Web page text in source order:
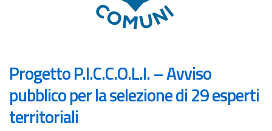
Progetto P.I.C.C.O.L.I. – Avviso
pubblico per la selezione di 29 esperti
territoriali